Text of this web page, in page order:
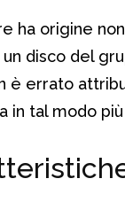
ha origine
disco del
è errato
in tal modo più